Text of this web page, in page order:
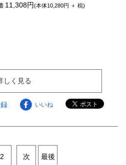
11,308円(本体10,280円 ＋ 税)
しく見る
いいね
2 次 最後